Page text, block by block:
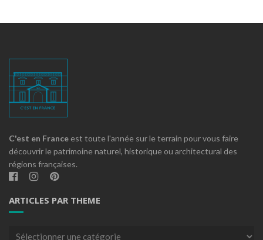
C'est en France est toute l'année sur le terrain pour vous faire
découvrir le patrimoine naturel, historique ou architectural des
régions françaises.
ARTICLES PAR THEME
Articles